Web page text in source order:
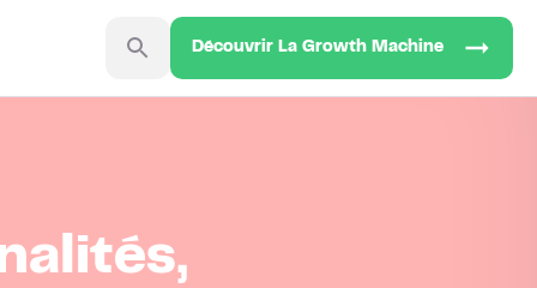
Découvrir La Growth Machine